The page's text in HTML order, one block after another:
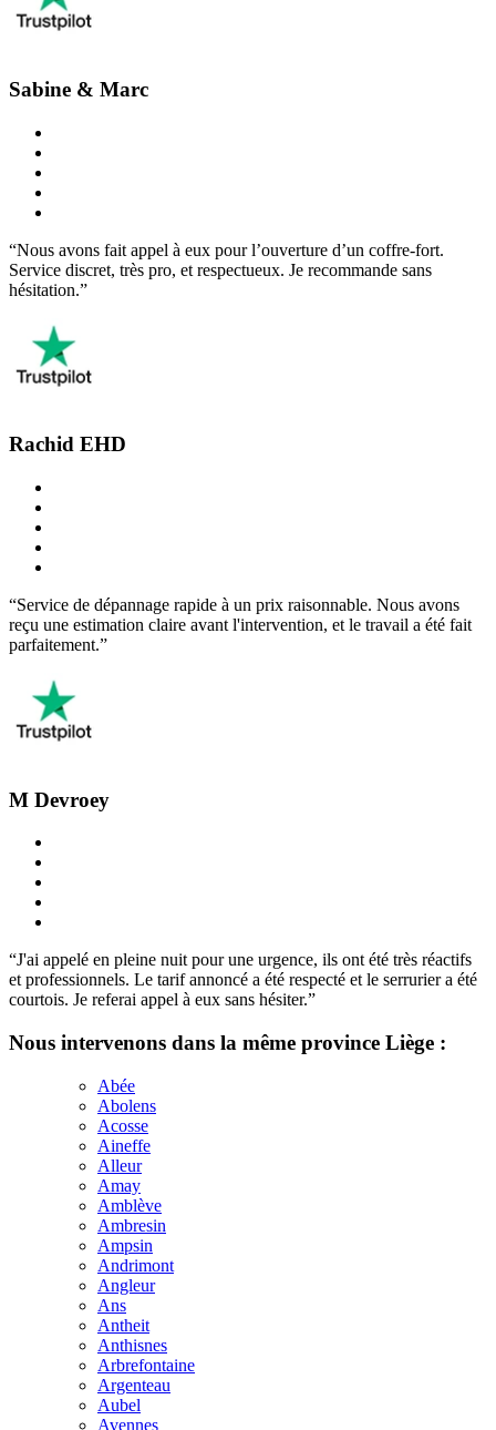
Sabine & Marc
“Nous avons fait appel à eux pour l’ouverture d’un coffre-fort.
Service discret, très pro, et respectueux. Je recommande sans
hésitation.”
Rachid EHD
“Service de dépannage rapide à un prix raisonnable. Nous avons
reçu une estimation claire avant l'intervention, et le travail a été fait
parfaitement.”
M Devroey
“J'ai appelé en pleine nuit pour une urgence, ils ont été très réactifs
et professionnels. Le tarif annoncé a été respecté et le serrurier a été
courtois. Je referai appel à eux sans hésiter.”
Nous intervenons dans la même province Liège :
Abée
Abolens
Acosse
Aineffe
Alleur
Amay
Amblève
Ambresin
Ampsin
Andrimont
Angleur
Ans
Antheit
Anthisnes
Arbrefontaine
Argenteau
Aubel
Avennes